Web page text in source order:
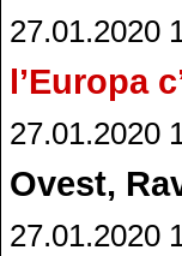
27.01.2020
l’Europa
27.01.2020
Ovest,
27.01.2020